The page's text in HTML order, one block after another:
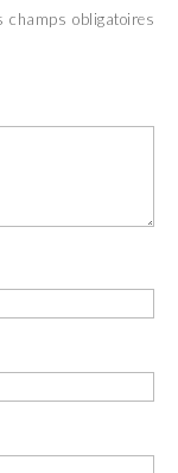
champs obligatoires